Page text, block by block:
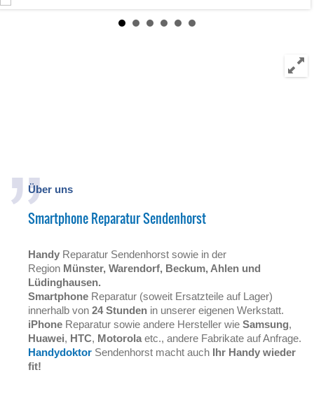
Über uns
Smartphone Reparatur Sendenhorst
Handy Reparatur Sendenhorst sowie in der
Region Münster, Warendorf, Beckum, Ahlen und
Lüdinghausen.
Smartphone Reparatur (soweit Ersatzteile auf Lager)
innerhalb von 24 Stunden in unserer eigenen Werkstatt.
iPhone Reparatur sowie andere Hersteller wie Samsung,
Huawei, HTC, Motorola etc., andere Fabrikate auf Anfrage.
Handydoktor Sendenhorst macht auch Ihr Handy wieder
fit!